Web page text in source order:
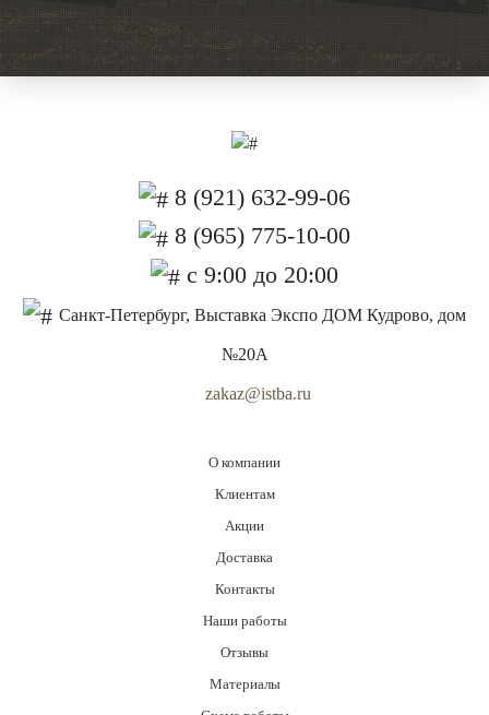
8 (921) 632-99-06
8 (965) 775-10-00
с 9:00 до 20:00
Санкт-Петербург, Выставка Экспо ДОМ Кудрово, дом
№20А
zakaz@istba.ru
О компании
Клиентам
Акции
Доставка
Контакты
Наши работы
Отзывы
Материалы